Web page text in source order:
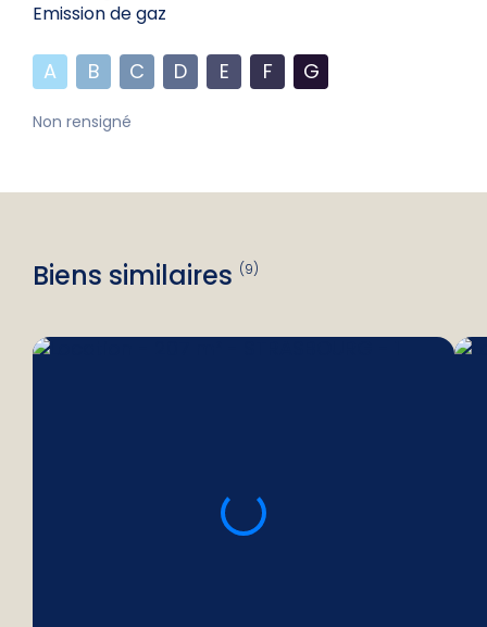
Emission de gaz
A B C D E F G
Non rensigné
Biens similaires (9)